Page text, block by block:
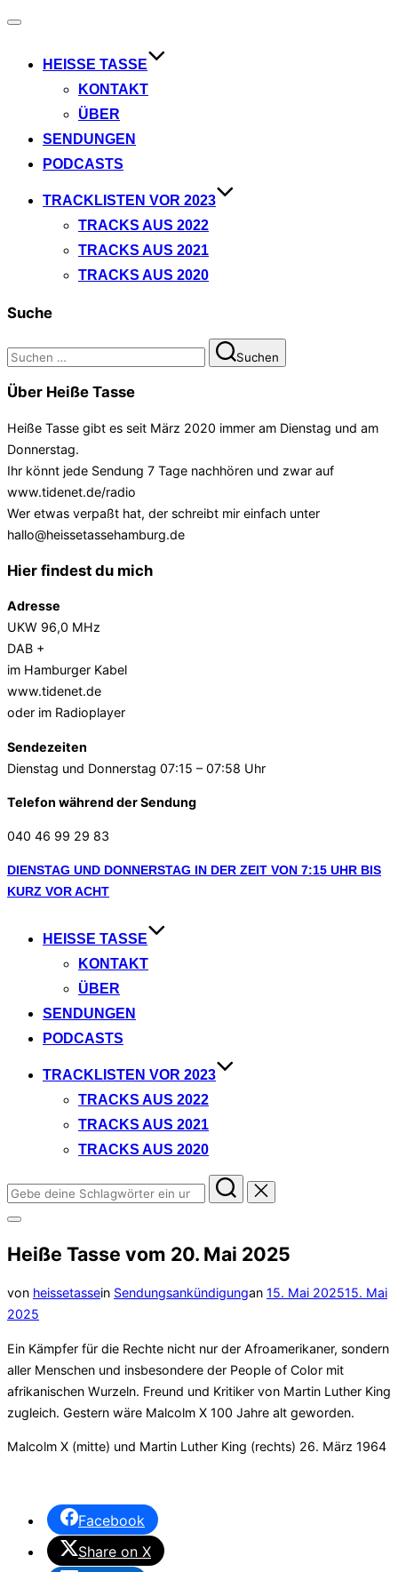
Navigation
HEISSE TASSE
KONTAKT
ÜBER
SENDUNGEN
PODCASTS
TRACKLISTEN VOR 2023
TRACKS AUS 2022
TRACKS AUS 2021
TRACKS AUS 2020
Suche
Suchen
nach:
Suchen
Über Heiße Tasse
Heiße Tasse gibt es seit März 2020 immer am Dienstag und am
Donnerstag.
Ihr könnt jede Sendung 7 Tage nachhören und zwar auf
www.tidenet.de/radio
Wer etwas verpaßt hat, der schreibt mir einfach unter
hallo@heissetassehamburg.de
Hier findest du mich
Adresse
UKW 96,0 MHz
DAB +
im Hamburger Kabel
www.tidenet.de
oder im Radioplayer
Sendezeiten
Dienstag und Donnerstag 07:15 – 07:58 Uhr
Telefon während der Sendung
040 46 99 29 83
Zum
Inhalt
DIENSTAG UND DONNERSTAG IN DER ZEIT VON 7:15 UHR BIS
KURZ VOR ACHT
HEISSE TASSE
KONTAKT
ÜBER
SENDUNGEN
PODCASTS
TRACKLISTEN VOR 2023
TRACKS AUS 2022
TRACKS AUS 2021
TRACKS AUS 2020
Suchen
nach:
Seitenleiste
Navigation
Heiße Tasse vom 20. Mai 2025
von heissetassein Sendungsankündigungan Veröffentlicht
15. Mai 202515. Mai
2025
Ein Kämpfer für die Rechte nicht nur der Afroamerikaner, sondern
aller Menschen und insbesondere der People of Color mit
afrikanischen Wurzeln. Freund und Kritiker von Martin Luther King
zugleich. Gestern wäre Malcolm X 100 Jahre alt geworden.
Malcolm X (mitte) und Martin Luther King (rechts) 26. März 1964
Facebook
Share on X